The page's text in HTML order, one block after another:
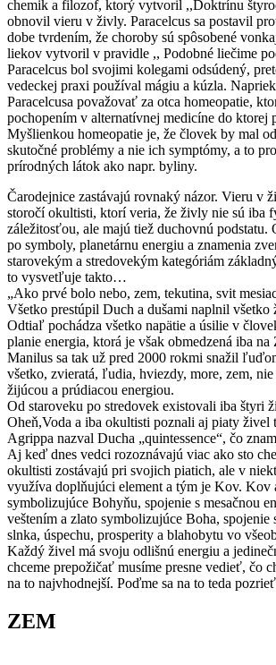
chemik a filozof, ktorý vytvoril ,,Doktrínu
obnovil vieru v živly. Paracelcus sa postavil
dobe tvrdením, že choroby sú spôsobené
liekov vytvoril v pravidle ,, Podobné liečime
Paracelcus bol svojimi kolegami odsúdený,
vedeckej praxi používal mágiu a kúzla.
Paracelcusa považovať za otca homeopatie,
pochopením v alternatívnej medicíne do ktorej
Myšlienkou homeopatie je, že človek by mal
skutočné problémy a nie ich symptómy, a to
prírodných látok ako napr. byliny.
Čarodejnice zastávajú rovnaký názor. Vieru v
storočí okultisti, ktorí veria, že živly nie sú iba
záležitosťou, ale majú tiež duchovnú
po symboly, planetárnu energiu a znamenia
starovekým a stredovekým kategóriám
to vysvetľuje takto…
„Ako prvé bolo nebo, zem, tekutina, svit
Všetko prestúpil Duch a dušami naplnil všetko
Odtiaľ pochádza všetko napätie a úsilie v
planie energia, ktorá je však obmedzená iba na
Manilus sa tak už pred 2000 rokmi snažil
všetko, zvieratá, ľudia, hviezdy, more, zem,
žijúcou a prúdiacou energiou.
Od staroveku po stredovek existovali iba štyri
Oheň,Voda a iba okultisti poznali aj piaty živel
Agrippa nazval Ducha „quintessence“, čo
Aj keď dnes vedci rozoznávajú viac ako sto
okultisti zostávajú pri svojich piatich, ale v
využíva doplňujúci element a tým je Kov. Kov
symbolizujúce Bohyňu, spojenie s mesačnou
veštením a zlato symbolizujúce Boha, spojenie
slnka, úspechu, prosperity a blahobytu vo
Každý živel má svoju odlišnú energiu a
chceme prepožičať musíme presne vedieť, čo
na to najvhodnejší. Poďme sa na to teda
ZEM